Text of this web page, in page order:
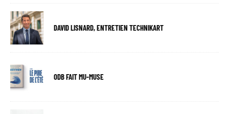
DAVID LISNARD, ENTRETIEN TECHNIKART
ODB FAIT MU-MUSE